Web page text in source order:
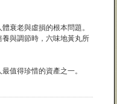
衰老與虛損的根本問題。
與調節時，六味地黃丸所
值得珍惜的資產之一。